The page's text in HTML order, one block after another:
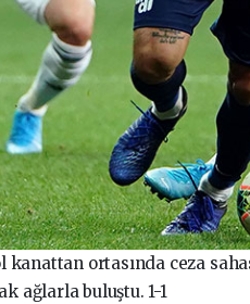
kanattan ortasında ceza
ağlarla buluştu. 1-1